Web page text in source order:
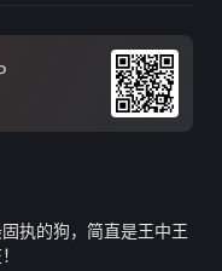
执的狗，简直是王中王